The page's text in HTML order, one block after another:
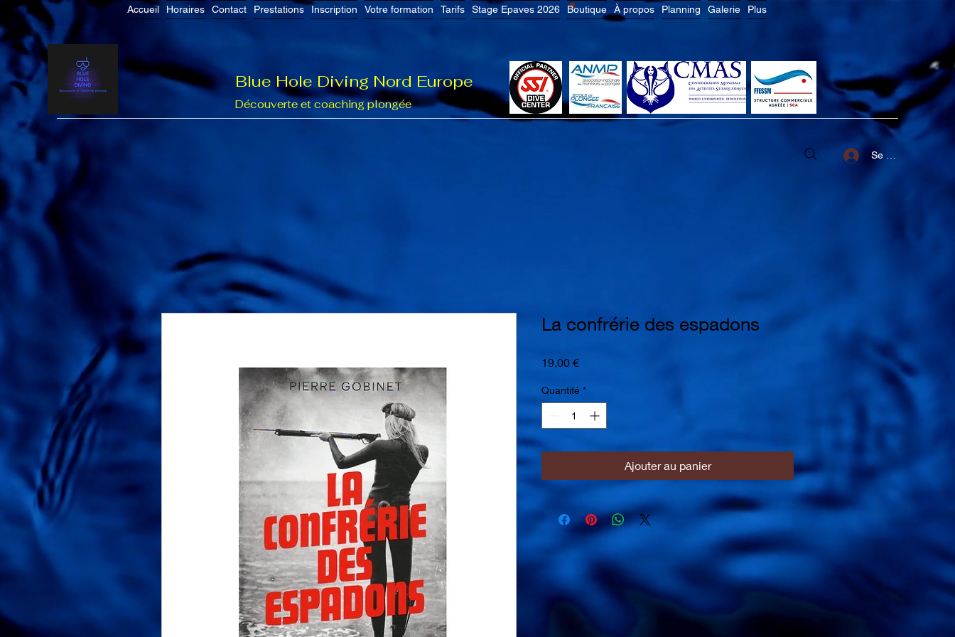
Accueil Horaires Contact Prestations Inscription Votre formation Tarifs Stage Epaves 2026 Boutique À propos Planning Galerie Plus
Blue Hole Diving Nord Europe
Se connecter
Découverte et coaching plongée
La confrérie des espadons
19,00 €Prix
Quantité *
Ajouter au panier